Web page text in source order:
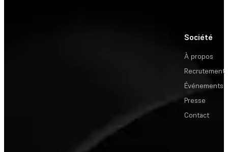
Société
À propos
Recrutement
Événements
Presse
Contact